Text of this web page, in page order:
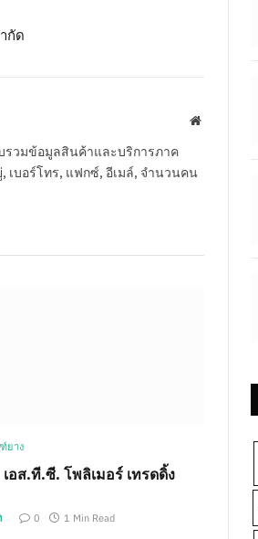
กัด
Website
รวมข้อมูลสินค้าและบริการภาค
เบอร์โทร, แฟกซ์, อีเมล์, จำนวนคน
ยาง
อส.ที.ซี. โพลิเมอร์ เทรดดิ้ง
0 1 Min Read